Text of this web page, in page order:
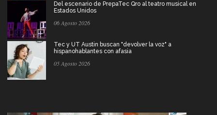
Del escenario de PrepaTec Qro al teatro musical en
Estados Unidos
06 Agosto 2026
Tec y UT Austin buscan "devolver la voz" a
hispanohablantes con afasia
05 Agosto 2026